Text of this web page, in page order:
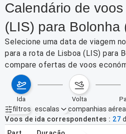
Calendário de
(LIS) para Bolonha
Selecione uma data de viagem
para a rota de Lisboa (LIS) para
compare ofertas de voos
ida volta
filtros
Filtros ativos nenhum
escalas companhias
Voos de ida correspondentes
27